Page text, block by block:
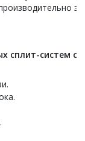
систем